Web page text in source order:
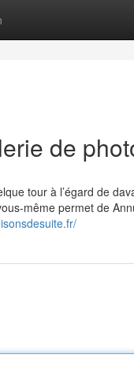
de
tour à l’égard de
même permet de